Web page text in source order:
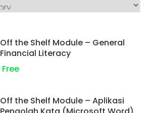
Off the Shelf Module – General
Financial Literacy
Free
Off the Shelf Module – Aplikasi